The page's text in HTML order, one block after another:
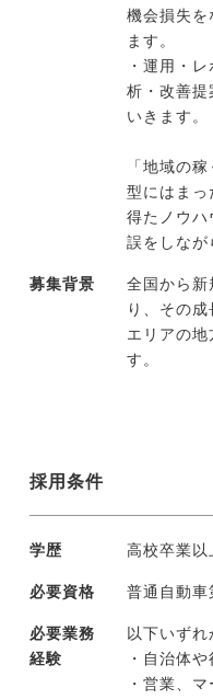
機会損失を
ます。
・運用・
析・改善提
いきます。
「地域の
型にはまっ
得たノウハ
誤をしなが
募集背景
全国から新
り、その
エリアの地
す。
採用条件
学歴 高校卒業以
必要資格 普通自動
必要業務
経験
以下いず
・自治体
・営業、